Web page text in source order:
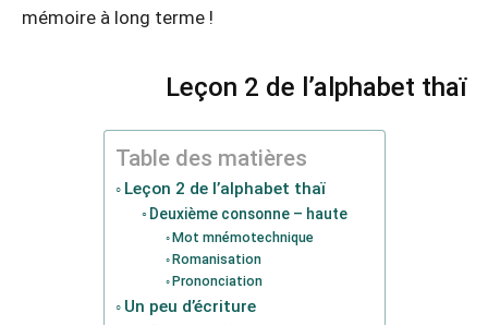
mémoire à long terme !
Leçon 2 de l’alphabet thaï
Table des matières
Leçon 2 de l’alphabet thaï
Deuxième consonne – haute
Mot mnémotechnique
Romanisation
Prononciation
Un peu d’écriture